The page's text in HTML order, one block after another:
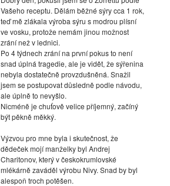
Vašeho receptu. Dělám běžné sýry cca 1 rok,
teď mě zlákala výroba sýru s modrou plísní
ve vosku, protože nemám jinou možnost
zrání než v lednici.
Po 4 týdnech zrání na první pokus to není
snad úplná tragedie, ale je vidět, že sýřenina
nebyla dostatečně provzdušněná. Snažil
jsem se postupovat důsledně podle návodu,
ale úplně to nevyšlo.
Nicméně je chuťově velice příjemný, začíný
být pěkně měkký.
Výzvou pro mne byla i skutečnost, že
dědeček mojí manželky byl Andrej
Charitonov, který v českokrumlovské
mlékárně zaváděl výrobu Nivy. Snad by byl
alespoň troch potěšen.